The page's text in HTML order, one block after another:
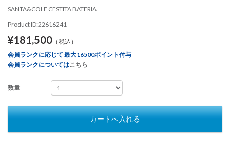
SANTA&COLE CESTITA BATERIA
Product ID:22616241
¥181,500 （税込）
会員ランクに応じて 最大16500ポイント付与
会員ランクについてはこちら
数量
カートへ入れる